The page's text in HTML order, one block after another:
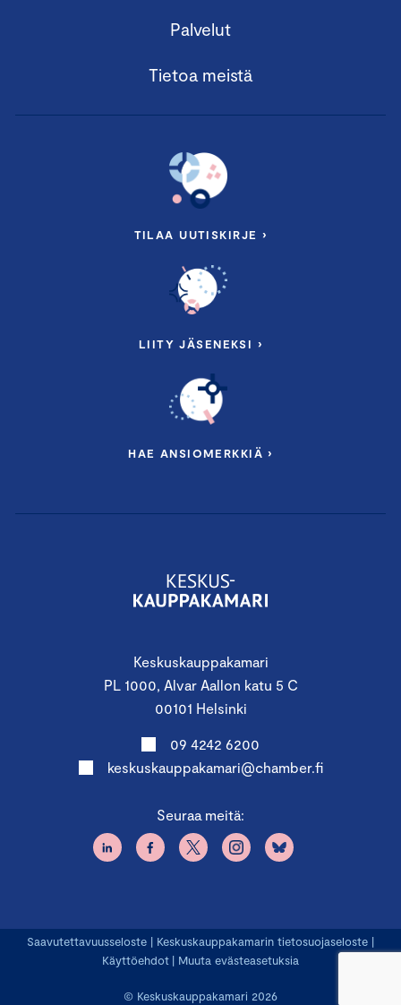
Keskuskauppakamari
PL 1000, Alvar Aallon katu 5 C
00101 Helsinki
09 4242 6200
keskuskauppakamari@chamber.fi
Seuraa meitä:
Palvelut
Tietoa meistä
TILAA UUTISKIRJE ›
LIITY JÄSENEKSI ›
HAE ANSIOMERKKIÄ ›
© Keskuskauppakamari 2026
Saavutettavuusseloste | Keskuskauppakamarin tietosuojaseloste |
Käyttöehdot | Muuta evästeasetuksia